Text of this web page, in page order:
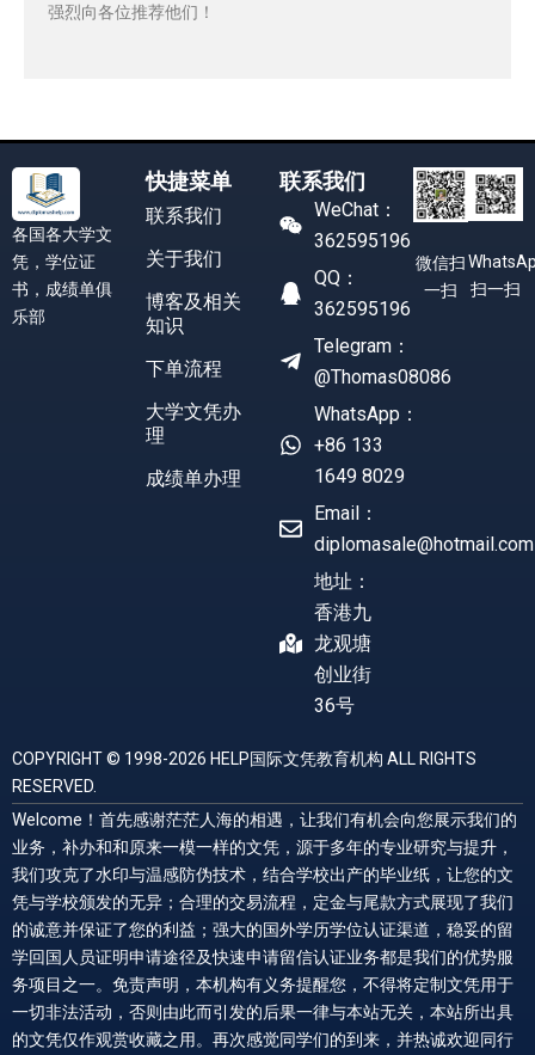
强烈向各位推荐他们！
各国各大学文
凭，学位证
书，成绩单俱
乐部
快捷菜单
联系我们
关于我们
博客及相关
知识
下单流程
大学文凭办
理
成绩单办理
联系我们
WeChat：
362595196
QQ：
362595196
Telegram：
@Thomas08086
WhatsApp：
+86 133
1649 8029
Email：
diplomasale@hotmail.com
地址：
香港九
龙观塘
创业街
36号
微信扫
一扫
扫一扫
COPYRIGHT © 1998-2026 HELP国际文凭教育机构 ALL RIGHTS
RESERVED.
Welcome！首先感谢茫茫人海的相遇，让我们有机会向您展示我们的
业务，补办和和原来一模一样的文凭，源于多年的专业研究与提升，
我们攻克了水印与温感防伪技术，结合学校出产的毕业纸，让您的文
凭与学校颁发的无异；合理的交易流程，定金与尾款方式展现了我们
的诚意并保证了您的利益；强大的国外学历学位认证渠道，稳妥的留
学回国人员证明申请途径及快速申请留信认证业务都是我们的优势服
务项目之一。免责声明，本机构有义务提醒您，不得将定制文凭用于
一切非法活动，否则由此而引发的后果一律与本站无关，本站所出具
的文凭仅作观赏收藏之用。再次感觉同学们的到来，并热诚欢迎同行